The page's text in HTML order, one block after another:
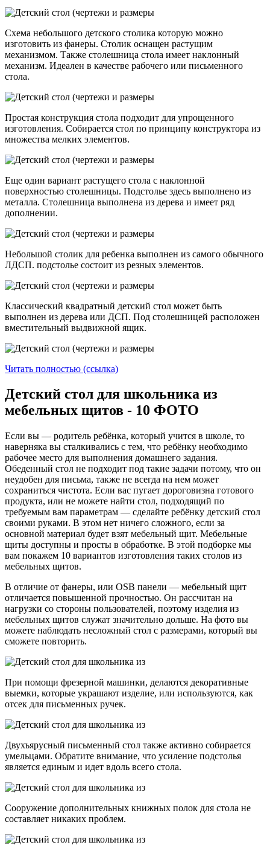
Схема небольшого детского столика которую можно
изготовить из фанеры. Столик оснащен растущим
механизмом. Также столешница стола имеет наклонный
механизм. Идеален в качестве рабочего или письменного
стола.
Простая конструкция стола подходит для упрощенного
изготовления. Собирается стол по принципу конструктора из
множества мелких элементов.
Еще один вариант растущего стола с наклонной
поверхностью столешницы. Подстолье здесь выполнено из
металла. Столешница выполнена из дерева и имеет ряд
дополнении.
Небольшой столик для ребенка выполнен из самого обычного
ЛДСП. подстолье состоит из резных элементов.
Классический квадратный детский стол может быть
выполнен из дерева или ДСП. Под столешницей расположен
вместительный выдвижной ящик.
Читать полностью (ссылка)
Детский стол для школьника из
мебельных щитов - 10 ФОТО
Если вы — родитель ребёнка, который учится в школе, то
наверняка вы сталкивались с тем, что ребёнку необходимо
рабочее место для выполнения домашнего задания.
Обеденный стол не подходит под такие задачи потому, что он
неудобен для письма, также не всегда на нем может
сохраниться чистота. Если вас пугает дороговизна готового
продукта, или не можете найти стол, подходящий по
требуемым вам параметрам — сделайте ребёнку детский стол
своими руками. В этом нет ничего сложного, если за
основной материал будет взят мебельный щит. Мебельные
щиты доступны и просты в обработке. В этой подборке мы
вам покажем 10 вариантов изготовления таких столов из
мебельных щитов.
В отличие от фанеры, или OSB панели — мебельный щит
отличается повышенной прочностью. Он рассчитан на
нагрузки со стороны пользователей, поэтому изделия из
мебельных щитов служат значительно дольше. На фото вы
можете наблюдать несложный стол с размерами, который вы
сможете повторить.
При помощи фрезерной машинки, делаются декоративные
выемки, которые украшают изделие, или используются, как
отсек для письменных ручек.
Двухъярусный письменный стол также активно собирается
умельцами. Обратите внимание, что усиление подстолья
является единым и идет вдоль всего стола.
Сооружение дополнительных книжных полок для стола не
составляет никаких проблем.